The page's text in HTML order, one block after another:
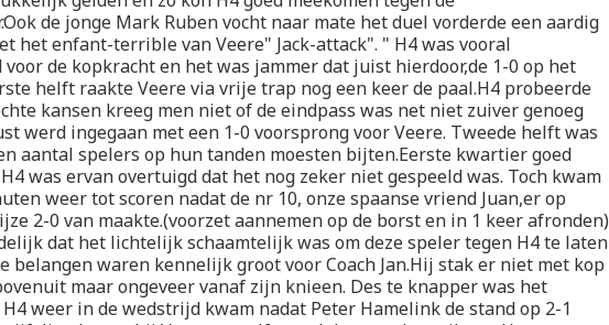
de jonge Mark Ruben vocht naar mate het duel vorderde een aardig
het enfant-terrible van Veere" Jack-attack". " H4 was vooral
voor de kopkracht en het was jammer dat juist hierdoor,de 1-0 op het
helft raakte Veere via vrije trap nog een keer de paal.H4 probeerde
kansen kreeg men niet of de eindpass was net niet zuiver genoeg
werd ingegaan met een 1-0 voorsprong voor Veere. Tweede helft was
aantal spelers op hun tanden moesten bijten.Eerste kwartier goed
was ervan overtuigd dat het nog zeker niet gespeeld was. Toch kwam
weer tot scoren nadat de nr 10, onze spaanse vriend Juan,er op
2-0 van maakte.(voorzet aannemen op de borst en in 1 keer afronden)
dat het lichtelijk schaamtelijk was om deze speler tegen H4 te laten
belangen waren kennelijk groot voor Coach Jan.Hij stak er niet met kop
maar ongeveer vanaf zijn knieen. Des te knapper was het
weer in de wedstrijd kwam nadat Peter Hamelink de stand op 2-1